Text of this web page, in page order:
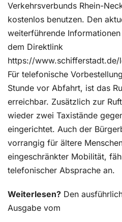
Verkehrsverbunds Rhein-
kostenlos benutzen. Den
weiterführende
dem Direktlink
https://www.schifferstadt.de/
Für telefonische
Stunde vor Abfahrt, ist das
erreichbar. Zusätzlich zur
wieder zwei Taxistände
eingerichtet. Auch der
vorrangig für ältere
eingeschränkter Mobilität,
telefonischer Absprache an.
Weiterlesen? Den
Ausgabe vom